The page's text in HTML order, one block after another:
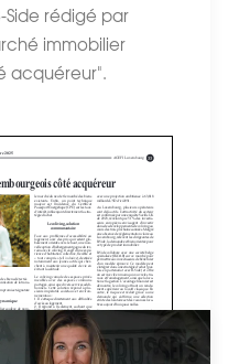
rédigé par
immobilier
acquéreur".